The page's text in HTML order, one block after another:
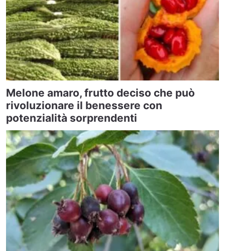
Melone amaro, frutto deciso che può
rivoluzionare il benessere con
potenzialità sorprendenti